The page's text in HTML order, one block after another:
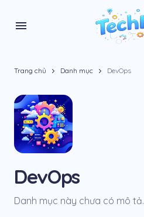
Trang chủ Danh mục DevOps
DevOps
Danh mục này chưa có mô tả.